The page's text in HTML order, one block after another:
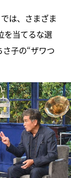
では、さまざま
を当てるな選
子の“ザワつ